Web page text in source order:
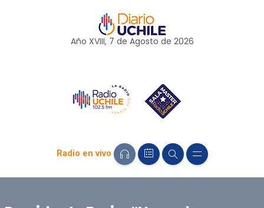
Año XVIII, 7 de Agosto de 2026
Radio en vivo